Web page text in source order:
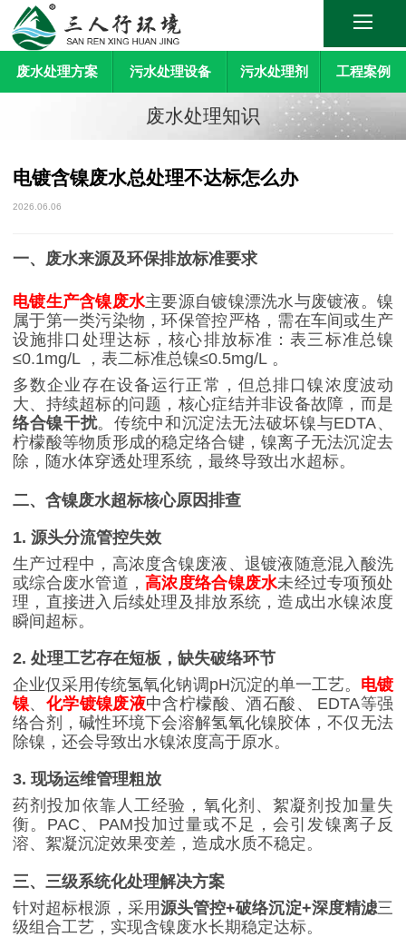
废水处理方案 污水处理设备 污水处理剂 工程案例
废水处理知识
电镀含镍废水总处理不达标怎么办
2026.06.06
一、废水来源及环保排放标准要求
电镀生产含镍废水主要源自镀镍漂洗水与废镀液。镍
属于第一类污染物，环保管控严格，需在车间或生产
设施排口处理达标，核心排放标准：表三标准总镍
≤0.1mg/L
，表二标准总镍≤0.5mg/L 。
多数企业存在设备运行正常，但总排口镍浓度波动
大、持续超标的问题，核心症结并非设备故障，而是
络合镍干扰。传统中和沉淀法无法破坏镍与EDTA、
柠檬酸等物质形成的稳定络合键，镍离子无法沉淀去
除，随水体穿透处理系统，最终导致出水超标。
二、含镍废水超标核心原因排查
1. 源头分流管控失效
生产过程中，高浓度含镍废液、退镀液随意混入酸洗
或综合废水管道，高浓度络合镍废水未经过专项预处
理，直接进入后续处理及排放系统，造成出水镍浓度
瞬间超标。
2. 处理工艺存在短板，缺失破络环节
企业仅采用传统氢氧化钠调pH沉淀的单一工艺。 电镀
镍、 化学镀镍废液中含柠檬酸、酒石酸、 EDTA等强
络合剂，碱性环境下会溶解氢氧化镍胶体，不仅无法
除镍，还会导致出水镍浓度高于原水。
3. 现场运维管理粗放
药剂投加依靠人工经验，氧化剂、絮凝剂投加量失
衡。 PAC 、 PAM投加过量或不足，会引发镍离子反
溶、絮凝沉淀效果变差，造成水质不稳定。
三、三级系统化处理解决方案
针对超标根源，采用源头管控+破络沉淀+深度精滤三
级组合工艺，实现含镍废水长期稳定达标。